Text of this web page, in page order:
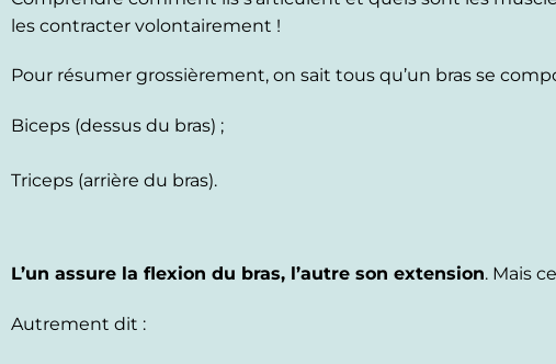
les contracter volontairement !
Pour résumer grossièrement, on sait tous qu’un bras se
Biceps (dessus du bras) ;
Triceps (arrière du bras).
L’un assure la flexion du bras, l’autre son extension. Mais
Autrement dit :